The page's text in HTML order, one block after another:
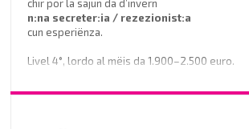
chir por la sajun da d’invern
n:na secreter:ia / rezezionist:a
cun esperiënza.
Livel 4°, lordo al mëis da 1.900–2.500 euro.
Prëibel mené le curriculum a